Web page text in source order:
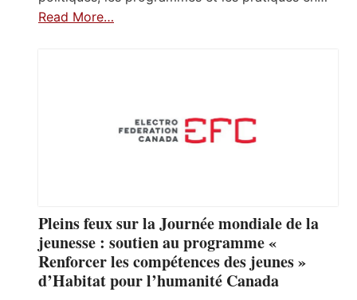
Read More…
Pleins feux sur la Journée mondiale de la
jeunesse : soutien au programme «
Renforcer les compétences des jeunes »
d’Habitat pour l’humanité Canada